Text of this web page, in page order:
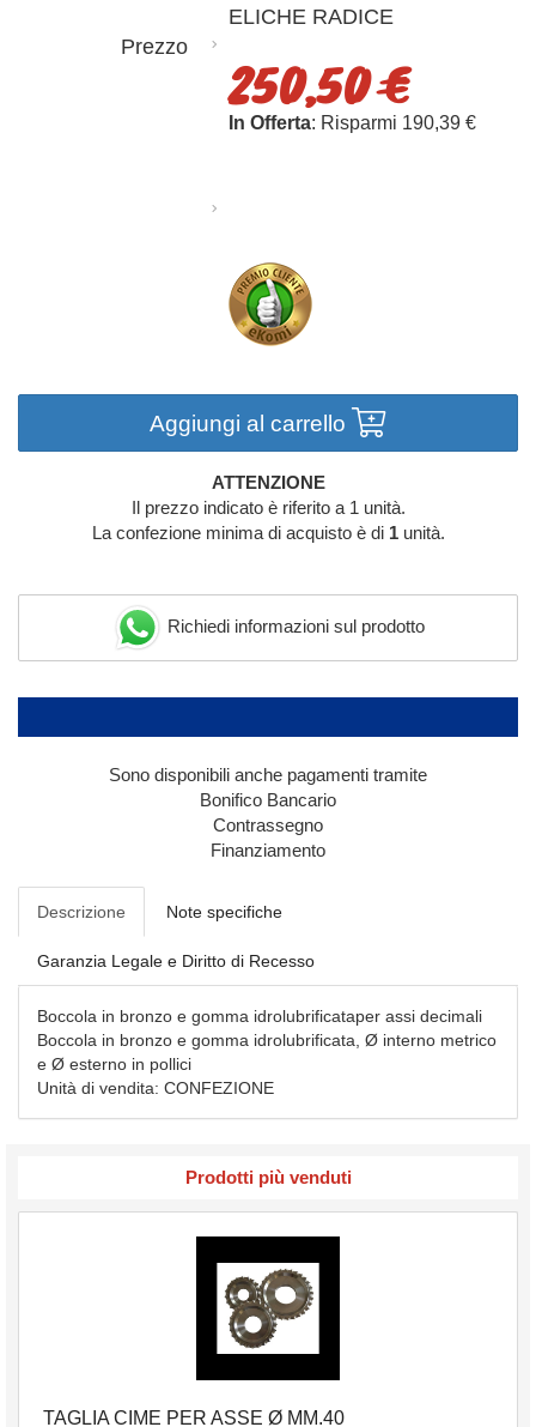
ELICHE RADICE
Prezzo
250,50 €
In Offerta: Risparmi 190,39 €
Aggiungi al carrello
ATTENZIONE
Il prezzo indicato è riferito a 1 unità.
La confezione minima di acquisto è di 1unità.
Richiedi informazioni sul prodotto
Sono disponibili anche pagamenti tramite
Bonifico Bancario
Contrassegno
Finanziamento
Descrizione Note specifiche
Garanzia Legale e Diritto di Recesso
Boccola in bronzo e gomma idrolubrificataper assi decimali
Boccola in bronzo e gomma idrolubrificata, Ø interno metrico
e Ø esterno in pollici
Unità di vendita: CONFEZIONE
Prodotti più venduti
TAGLIA CIME PER ASSE Ø MM.40